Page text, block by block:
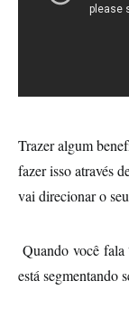
Trazer algum
fazer isso através
vai direcionar o
Quando você fala
está segmentando